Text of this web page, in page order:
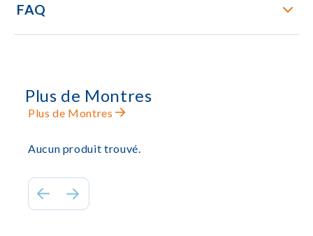
FAQ
Plus de Montres
Plus de Montres
Aucun produit trouvé.